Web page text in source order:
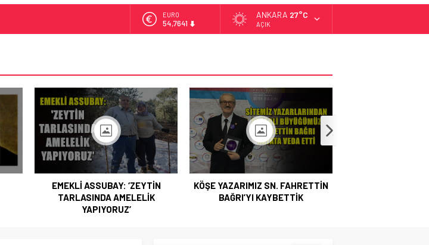
EURO
54,7641
BİST
DOLAR
47,5248
ANKARA 27°C
AÇIK
EMEKLİ ASSUBAY: ‘ZEYTİN
TARLASINDA AMELELİK
YAPIYORUZ’
KÖŞE YAZARIMIZ SN. FAHRETTİN
BAĞRI’YI KAYBETTİK